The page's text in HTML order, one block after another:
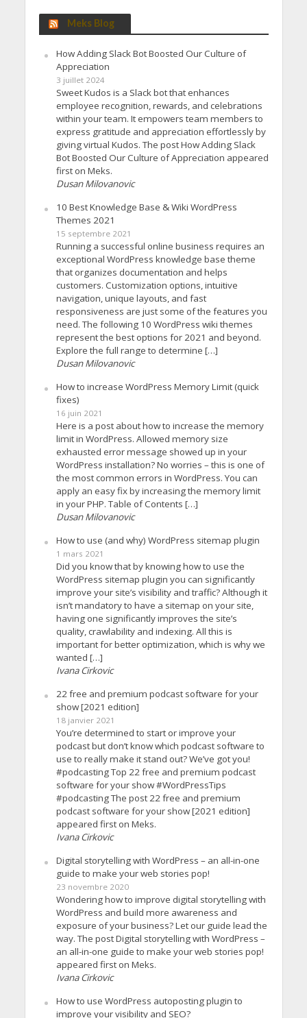
Meks Blog
How Adding Slack Bot Boosted Our Culture of
Appreciation
3 juillet 2024
Sweet Kudos is a Slack bot that enhances
employee recognition, rewards, and celebrations
within your team. It empowers team members to
express gratitude and appreciation effortlessly by
giving virtual Kudos. The post How Adding Slack
Bot Boosted Our Culture of Appreciation appeared
first on Meks.
Dusan Milovanovic
10 Best Knowledge Base & Wiki WordPress
Themes 2021
15 septembre 2021
Running a successful online business requires an
exceptional WordPress knowledge base theme
that organizes documentation and helps
customers. Customization options, intuitive
navigation, unique layouts, and fast
responsiveness are just some of the features you
need. The following 10 WordPress wiki themes
represent the best options for 2021 and beyond.
Explore the full range to determine […]
Dusan Milovanovic
How to increase WordPress Memory Limit (quick
fixes)
16 juin 2021
Here is a post about how to increase the memory
limit in WordPress. Allowed memory size
exhausted error message showed up in your
WordPress installation? No worries – this is one of
the most common errors in WordPress. You can
apply an easy fix by increasing the memory limit
in your PHP. Table of Contents […]
Dusan Milovanovic
How to use (and why) WordPress sitemap plugin
1 mars 2021
Did you know that by knowing how to use the
WordPress sitemap plugin you can significantly
improve your site’s visibility and traffic? Although it
isn’t mandatory to have a sitemap on your site,
having one significantly improves the site’s
quality, crawlability and indexing. All this is
important for better optimization, which is why we
wanted […]
Ivana Cirkovic
22 free and premium podcast software for your
show [2021 edition]
18 janvier 2021
You’re determined to start or improve your
podcast but don’t know which podcast software to
use to really make it stand out? We’ve got you!
#podcasting Top 22 free and premium podcast
software for your show #WordPressTips
#podcasting The post 22 free and premium
podcast software for your show [2021 edition]
appeared first on Meks.
Ivana Cirkovic
Digital storytelling with WordPress – an all-in-one
guide to make your web stories pop!
23 novembre 2020
Wondering how to improve digital storytelling with
WordPress and build more awareness and
exposure of your business? Let our guide lead the
way. The post Digital storytelling with WordPress –
an all-in-one guide to make your web stories pop!
appeared first on Meks.
Ivana Cirkovic
How to use WordPress autoposting plugin to
improve your visibility and SEO?